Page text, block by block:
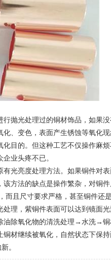
抛光处理过的铜材饰品，如果没
、变色，表面产生锈蚀等氧化
目的。但这种工艺不仅操作麻
业头疼不已。
亮度处理方法。如果铜件对表
方法的缺点是操作繁杂，对铜件
且尺寸要求严格，甚至铜件还
处理，紫铜件表面可以达到镜面光
除氧化物的清洗处理→水洗→
材继续被氧化，自然状态下保
。